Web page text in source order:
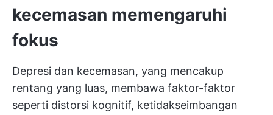
kecemasan memengaruhi
fokus
Depresi dan kecemasan, yang mencakup
rentang yang luas, membawa faktor-faktor
seperti distorsi kognitif, ketidakseimbangan